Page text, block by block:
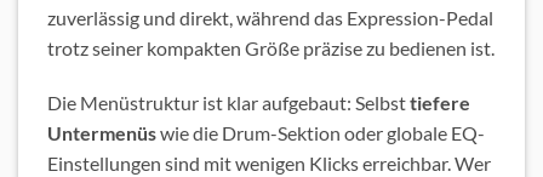
zuverlässig und direkt, während das Expression-Pedal
trotz seiner kompakten Größe präzise zu bedienen ist.
Die Menüstruktur ist klar aufgebaut: Selbsttiefere
Untermenüswie die Drum-Sektion oder globale EQ-
Einstellungen sind mit wenigen Klicks erreichbar. Wer